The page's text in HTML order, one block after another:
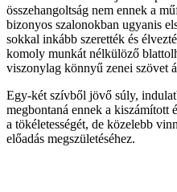
összehangoltság nem ennek a
bizonyos szalonokban ugyanis
sokkal inkább szerették és
komoly munkát nélkülöző
viszonylag könnyű zenei szövet
Egy-két szívből jövő súly,
megbontaná ennek a kiszámított
a tökéletességét, de közelebb
előadás megszületéséhez.